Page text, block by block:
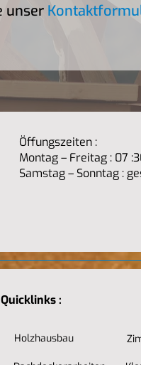
unser
Öffungszeiten :
Montag – Freitag : 07
Samstag – Sonntag :
Quicklinks :
Holzhausbau